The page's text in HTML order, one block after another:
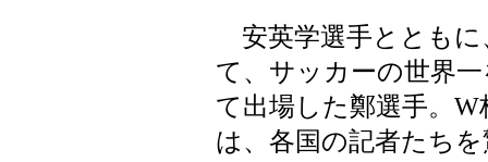
安英学選手とともに
て、サッカーの世界
て出場した鄭選手。
は、各国の記者たち